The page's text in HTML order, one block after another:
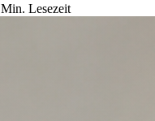
Min. Lesezeit